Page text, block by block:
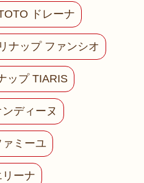
ドレーナ
ナップ ファンシオ
ップ TIARIS
ディーヌ
ミーユ
ーナ